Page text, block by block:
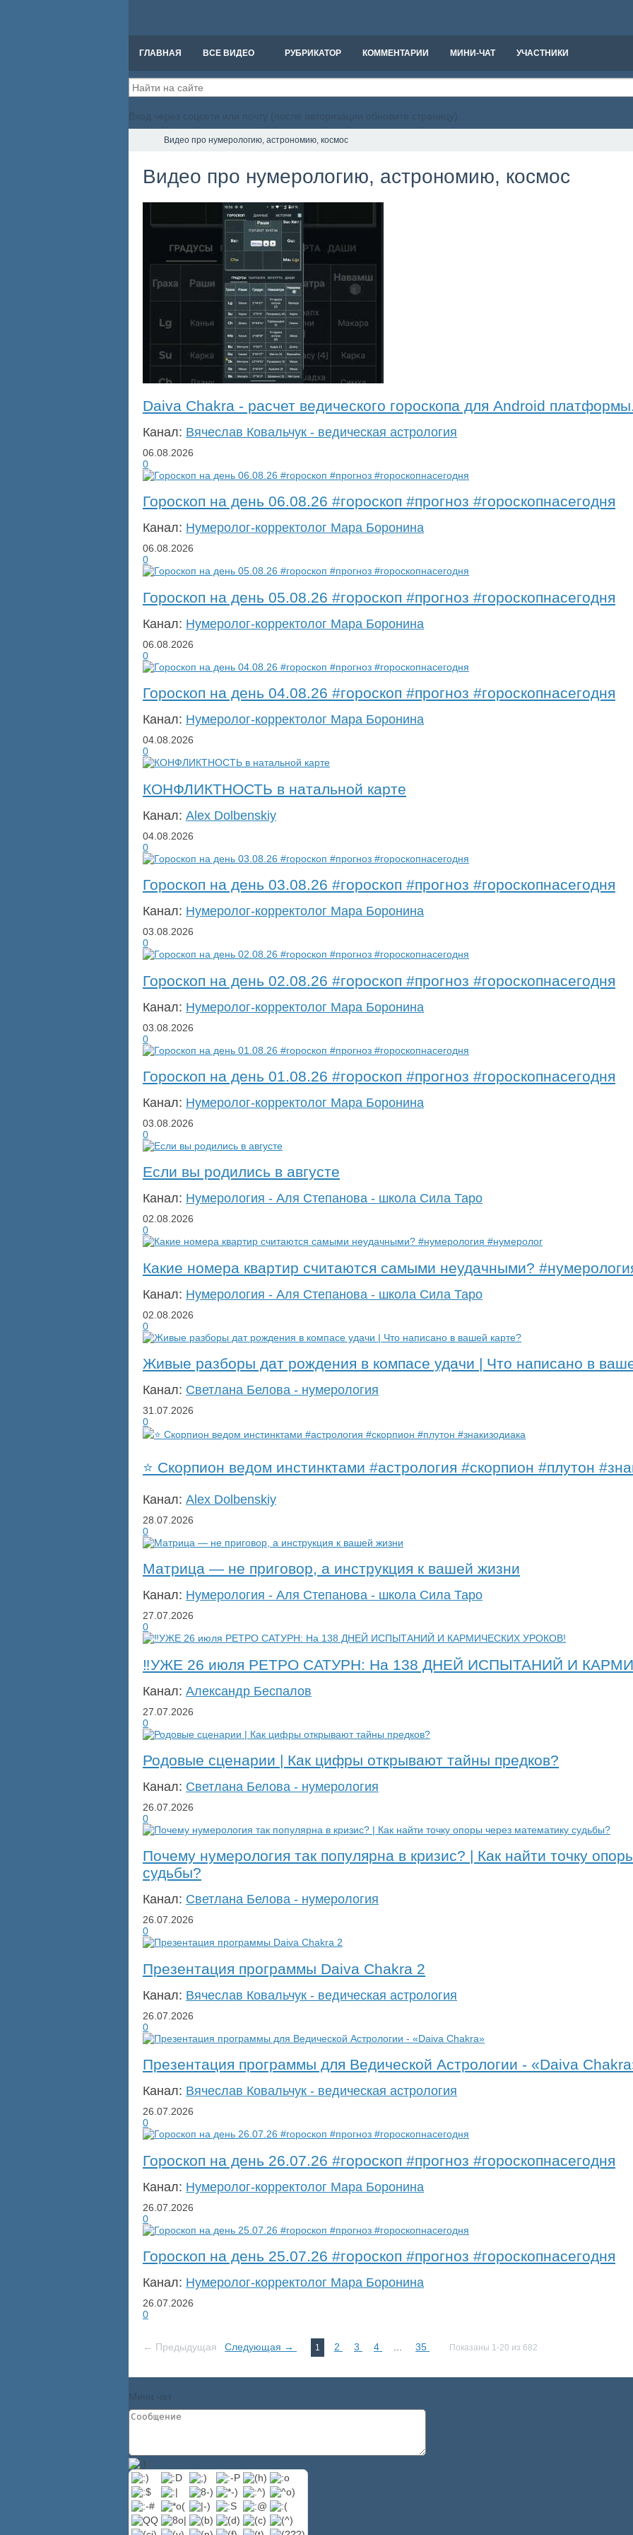
ГЛАВНАЯ ВСЕ ВИДЕО РУБРИКАТОР КОММЕНТАРИИ МИНИ-ЧАТ УЧАСТНИКИ
Вход через соцсети или почту (после авторизации обновите страницу)
Видео про нумерологию, астрономию, космос
Видео про нумерологию, астрономию, космос
Daiva Chakra - расчет ведического гороскопа для Android
Канал: Вячеслав Ковальчук - ведическая астрология
06.08.2026
0
Гороскоп на день 06.08.26 #гороскоп #прогноз #гороскопнасегодня
Канал: Нумеролог-корректолог Мара Боронина
06.08.2026
0
Гороскоп на день 05.08.26 #гороскоп #прогноз #гороскопнасегодня
Канал: Нумеролог-корректолог Мара Боронина
06.08.2026
0
Гороскоп на день 04.08.26 #гороскоп #прогноз #гороскопнасегодня
Канал: Нумеролог-корректолог Мара Боронина
04.08.2026
0
КОНФЛИКТНОСТЬ в натальной карте
Канал: Alex Dolbenskiy
04.08.2026
0
Гороскоп на день 03.08.26 #гороскоп #прогноз #гороскопнасегодня
Канал: Нумеролог-корректолог Мара Боронина
03.08.2026
0
Гороскоп на день 02.08.26 #гороскоп #прогноз #гороскопнасегодня
Канал: Нумеролог-корректолог Мара Боронина
03.08.2026
0
Гороскоп на день 01.08.26 #гороскоп #прогноз #гороскопнасегодня
Канал: Нумеролог-корректолог Мара Боронина
03.08.2026
0
Если вы родились в августе
Канал: Нумерология - Аля Степанова - школа Сила Таро
02.08.2026
0
Какие номера квартир считаются самыми неудачными?
Канал: Нумерология - Аля Степанова - школа Сила Таро
02.08.2026
0
Живые разборы дат рождения в компасе удачи | Что написано в
Канал: Светлана Белова - нумерология
31.07.2026
0
⭐️ Скорпион ведом инстинктами #астрология #скорпион #плутон
Канал: Alex Dolbenskiy
28.07.2026
0
Матрица — не приговор, а инструкция к вашей жизни
Канал: Нумерология - Аля Степанова - школа Сила Таро
27.07.2026
0
‼️УЖЕ 26 июля РЕТРО САТУРН: На 138 ДНЕЙ ИСПЫТАНИЙ И
Канал: Александр Беспалов
27.07.2026
0
Родовые сценарии | Как цифры открывают тайны предков?
Канал: Светлана Белова - нумерология
26.07.2026
0
Почему нумерология так популярна в кризис? | Как найти точку
судьбы?
Канал: Светлана Белова - нумерология
26.07.2026
0
Презентация программы Daiva Chakra 2
Канал: Вячеслав Ковальчук - ведическая астрология
26.07.2026
0
Презентация программы для Ведической Астрологии - «Daiva
Канал: Вячеслав Ковальчук - ведическая астрология
26.07.2026
0
Гороскоп на день 26.07.26 #гороскоп #прогноз #гороскопнасегодня
Канал: Нумеролог-корректолог Мара Боронина
26.07.2026
0
Гороскоп на день 25.07.26 #гороскоп #прогноз #гороскопнасегодня
Канал: Нумеролог-корректолог Мара Боронина
26.07.2026
0
← Предыдущая Следующая → 1 2 3 4 35 Показаны 1-20 из 682
Мини чат